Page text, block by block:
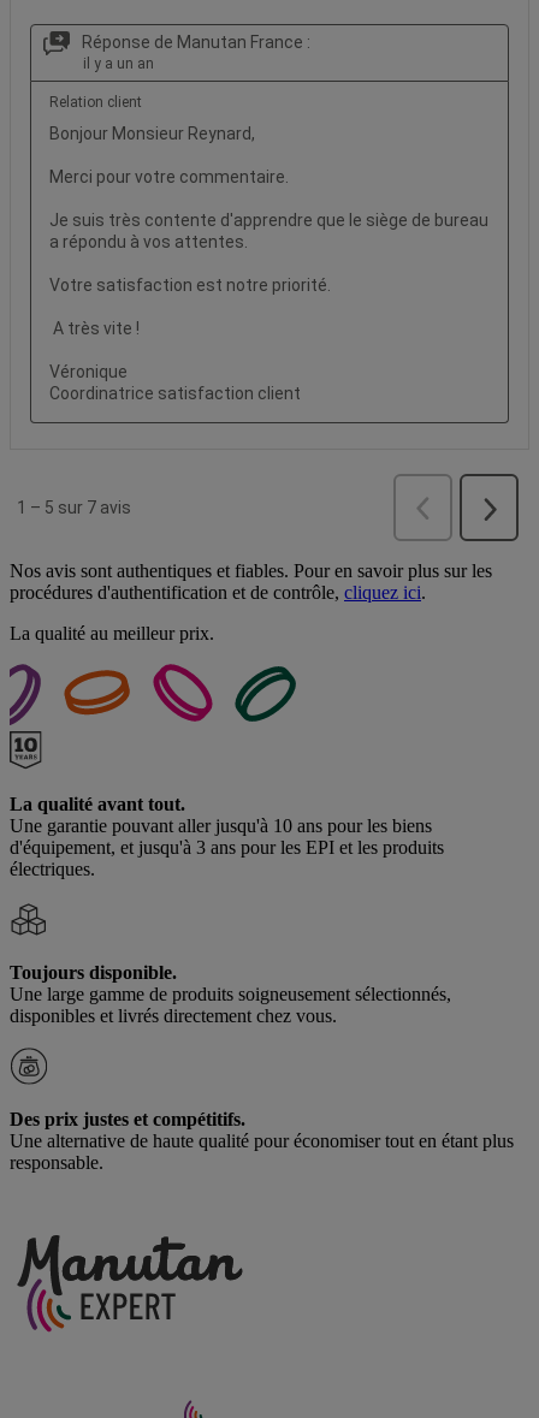
Nos avis sont authentiques et fiables. Pour en savoir plus sur les
procédures d'authentification et de contrôle, cliquez ici.
La qualité au meilleur prix.
La qualité avant tout.
Une garantie pouvant aller jusqu'à 10 ans pour les biens
d'équipement, et jusqu'à 3 ans pour les EPI et les produits
électriques.
Toujours disponible.
Une large gamme de produits soigneusement sélectionnés,
disponibles et livrés directement chez vous.
Des prix justes et compétitifs.
Une alternative de haute qualité pour économiser tout en étant plus
responsable.